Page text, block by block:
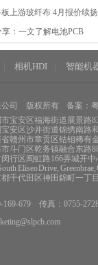
上游玻纤布 4月报价续扬
：一文了解电池PCB
相机HDI 智能机
司 版权所有
备案：
宝安区福海街道展景路
安区沙井街道锦绣南路
赣州市章贡区钴钼稀有
斗门区乾务镇融合东路
行区闽虹路166弄城开中
Eliseo Drive,
千代田区神田錦町一丁
169-679
传真：0755-